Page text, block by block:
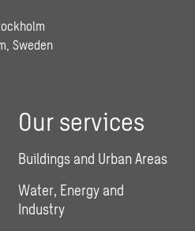
Sweden
Our services
Buildings and Urban Areas
Water, Energy and
Industry